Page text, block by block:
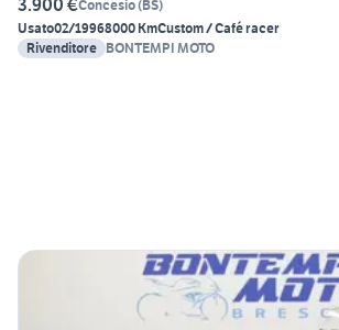
3.900 €Concesio(BS)
Usato02/19968000 KmCustom / Café racer
Rivenditore BONTEMPI MOTO